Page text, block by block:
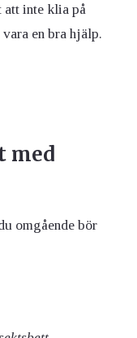
inte klia på
en bra hjälp.
med
omgående bör